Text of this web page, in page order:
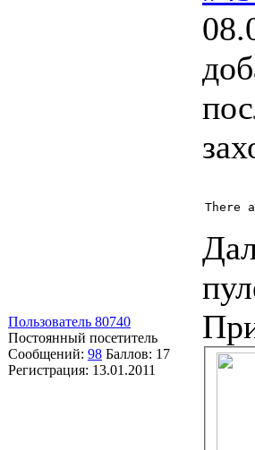
Пользователь 80740
Постоянный посетитель
Сообщений: 98 Баллов: 17
Регистрация: 13.01.2011